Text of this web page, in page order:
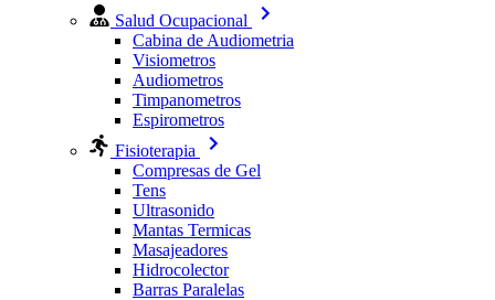
Salud Ocupacional
Cabina de Audiometria
Visiometros
Audiometros
Timpanometros
Espirometros
Fisioterapia
Compresas de Gel
Tens
Ultrasonido
Mantas Termicas
Masajeadores
Hidrocolector
Barras Paralelas